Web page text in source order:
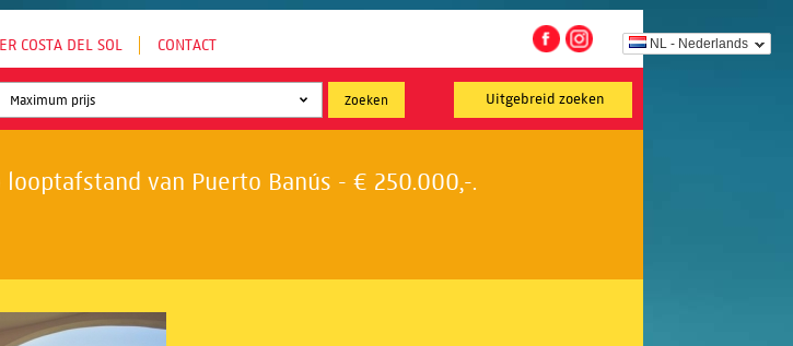
NL - Nederlands
COSTA DEL SOL CONTACT
Uitgebreid zoeken
van Puerto Banús - € 250.000,-.